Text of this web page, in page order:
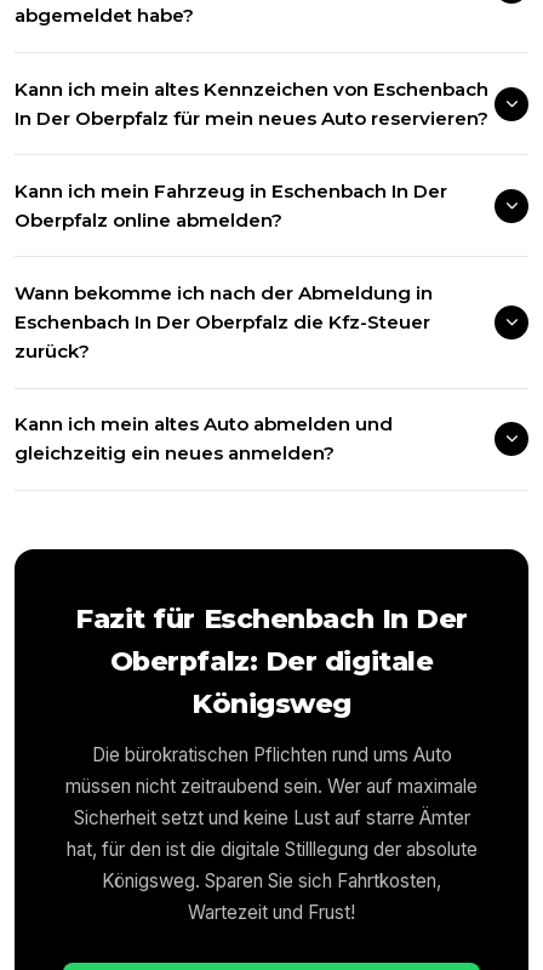
abgemeldet habe?
Kann ich mein altes Kennzeichen von Eschenbach
In Der Oberpfalz für mein neues Auto reservieren?
Kann ich mein Fahrzeug in Eschenbach In Der
Oberpfalz online abmelden?
Wann bekomme ich nach der Abmeldung in
Eschenbach In Der Oberpfalz die Kfz-Steuer
zurück?
Kann ich mein altes Auto abmelden und
gleichzeitig ein neues anmelden?
Fazit für Eschenbach In Der
Oberpfalz: Der digitale
Königsweg
Die bürokratischen Pflichten rund ums Auto
müssen nicht zeitraubend sein. Wer auf maximale
Sicherheit setzt und keine Lust auf starre Ämter
hat, für den ist die digitale Stilllegung der absolute
Königsweg. Sparen Sie sich Fahrtkosten,
Wartezeit und Frust!